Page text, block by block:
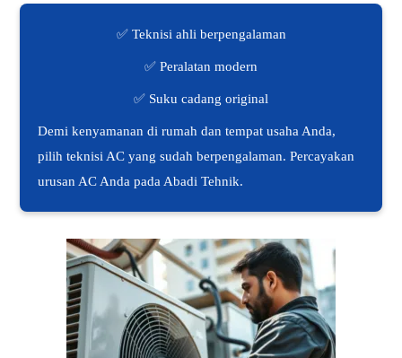
✅ Teknisi ahli berpengalaman
✅ Peralatan modern
✅ Suku cadang original
Demi kenyamanan di rumah dan tempat usaha Anda,
pilih teknisi AC yang sudah berpengalaman. Percayakan
urusan AC Anda pada Abadi Tehnik.